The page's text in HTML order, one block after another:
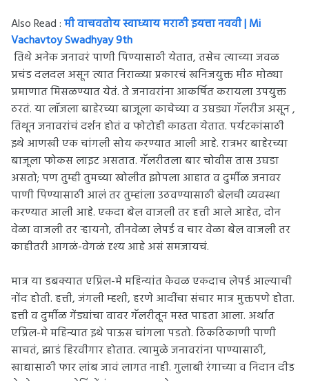
Also Read :मी वाचवतोय स्वाध्याय मराठी इयत्ता नववी | Mi
Vachavtoy Swadhyay 9th
तिथे अनेक जनावरं पाणी पिण्यासाठी येतात, तसेच त्याच्या जवळ
प्रचंड दलदल असून त्यात निराळ्या प्रकारचं खनिजयुक्त मीठ मोठ्या
प्रमाणात मिसळण्यात येतं. ते जनावरांना आकर्षित करायला उपयुक्त
ठरतं. या लॉजला बाहेरच्या बाजूला काचेच्या व उघड्या गॅलरीज असून ,
तिथून जनावरांचं दर्शन होतं व फोटोही काढता येतात. पर्यटकांसाठी
इथे आणखी एक चांगली सोय करण्यात आली आहे. रात्रभर बाहेरच्या
बाजूला फोकस लाइट असतात. गॅलरीतला बार चोवीस तास उघडा
असतो; पण तुम्ही तुमच्या खोलीत झोपला आहात व दुर्मीळ जनावर
पाणी पिण्यासाठी आलं तर तुम्हांला उठवण्यासाठी बेलची व्यवस्था
करण्यात आली आहे. एकदा बेल वाजली तर हत्ती आले आहेत, दोन
वेळा वाजली तर ऱ्हायनो, तीनवेळा लेपर्ड व चार वेळा बेल वाजली तर
काहीतरी आगळं-वेगळं दृश्य आहे असं समजायचं.
मात्र या डबक्यात एप्रिल-मे महिन्यांत केवळ एकदाच लेपर्ड आल्याची
नोंद होती. हत्ती, जंगली म्हशी, हरणे आदींचा संचार मात्र मुक्तपणे होता.
हत्ती व दुर्मीळ गेंड्यांचा वावर गॅलरीतून मस्त पाहता आला. अर्थात
एप्रिल-मे महिन्यात इथे पाऊस चांगला पडतो. ठिकठिकाणी पाणी
साचतं, झाडं हिरवीगार होतात. त्यामुळे जनावरांना पाण्यासाठी,
खाद्यासाठी फार लांब जावं लागत नाही. गुलाबी रंगाच्या व निदान दीड